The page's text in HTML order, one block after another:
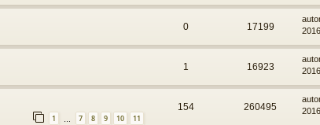
0 17199
1 16923
1 … 7 8 9 10 11
154 260495